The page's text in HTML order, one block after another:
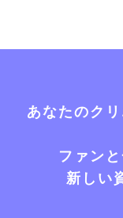
あなたのク
ファン
新しい